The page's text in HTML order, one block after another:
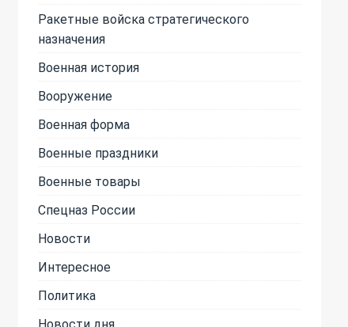
Ракетные войска стратегического
назначения
Военная история
Вооружение
Военная форма
Военные праздники
Военные товары
Спецназ России
Новости
Интересное
Политика
Новости дня